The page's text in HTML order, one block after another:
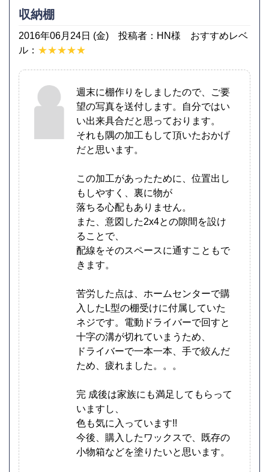
収納棚
2016年06月24日 (金) 投稿者：HN様 おすすめレベ
ル： ★★★★★
週末に棚作りをしましたので、ご要
望の写真を送付します。自分ではい
い出来具合だと思っております。
それも隅の加工もして頂いたおかげ
だと思います。
この加工があったために、位置出し
もしやすく、裏に物が
落ちる心配もありません。
また、意図した2x4との隙間を設け
ることで、
配線をそのスペースに通すこともで
きます。
苦労した点は、ホームセンターで購
入したL型の棚受けに付属していた
ネジです。電動ドライバーで回すと
十字の溝が切れていまうため、
ドライバーで一本一本、手で絞んだ
ため、疲れました。。。
完 成後は家族にも満足してもらって
いますし、
色も気に入っています!!
今後、購入したワックスで、既存の
小物箱などを塗りたいと思います。